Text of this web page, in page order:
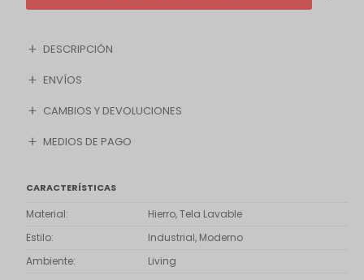
DESCRIPCIÓN
ENVÍOS
CAMBIOS Y DEVOLUCIONES
MEDIOS DE PAGO
CARACTERÍSTICAS
Material
Hierro, Tela Lavable
Estilo
Industrial, Moderno
Ambiente
Living